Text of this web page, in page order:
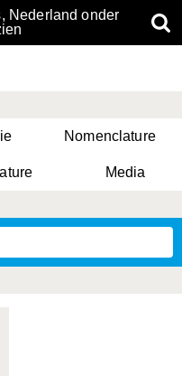
Nederland onder
Nomenclature
Media